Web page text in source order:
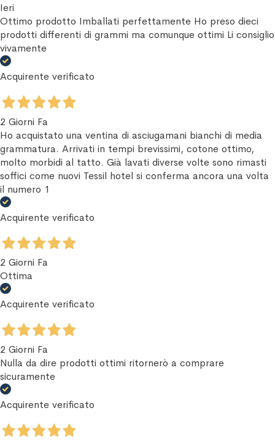
Ieri
Ottimo prodotto Imballati perfettamente Ho preso dieci
prodotti differenti di grammi ma comunque ottimi Li consiglio
vivamente
Acquirente verificato
2 Giorni Fa
Ho acquistato una ventina di asciugamani bianchi di media
grammatura. Arrivati in tempi brevissimi, cotone ottimo,
molto morbidi al tatto. Già lavati diverse volte sono rimasti
soffici come nuovi Tessil hotel si conferma ancora una volta
il numero 1
Acquirente verificato
2 Giorni Fa
Ottima
Acquirente verificato
2 Giorni Fa
Nulla da dire prodotti ottimi ritornerò a comprare
sicuramente
Acquirente verificato